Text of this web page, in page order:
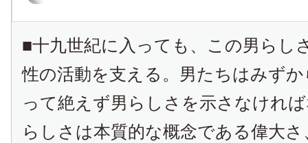
■十九世紀に入っても、この男らし
性の活動を支える。男たちはみず
って絶えず男らしさを示さなけれ
らしさは本質的な概念である偉大